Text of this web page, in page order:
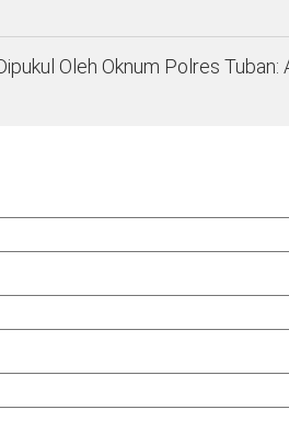
Oleh Oknum Polres